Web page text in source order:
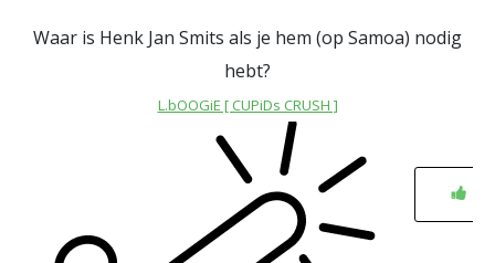
Waar is Henk Jan Smits als je hem (op Samoa) nodig
hebt?
L.bOOGiE [ CUPiDs CRUSH ]